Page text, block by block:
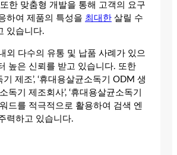
한 맞춤형 개발을 통해 고객의 요구
하여 제품의 특성을 최대한 살릴 수
있습니다.
외 다수의 유통 및 납품 사례가 있으
높은 신뢰를 받고 있습니다. 또한
기 제조’, ‘휴대용살균소독기 ODM 생
독기 제조회사’, ‘휴대용살균소독기
드를 적극적으로 활용하여 검색 엔
력하고 있습니다.